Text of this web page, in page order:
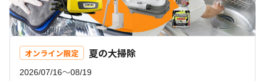
オンライン限定 夏の大掃除
2026/07/16〜08/19